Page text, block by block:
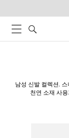
남성 신발 컬렉션.
천연 소재 사